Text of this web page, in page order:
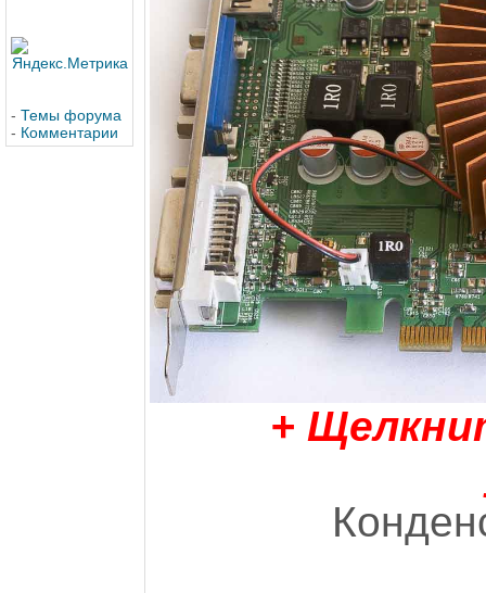
- Темы форума
- Комментарии
+